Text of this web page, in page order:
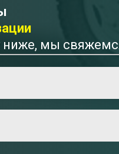
ниже, мы